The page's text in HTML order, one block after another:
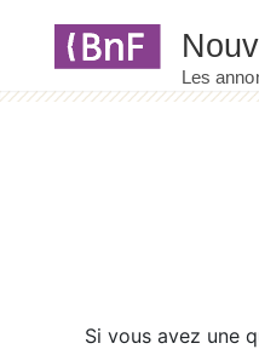
Si vous avez une